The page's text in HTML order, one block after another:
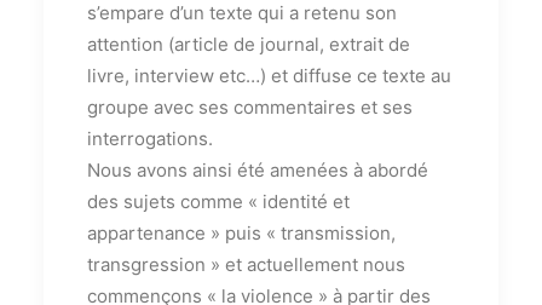
s’empare d’un texte qui a retenu son
attention (article de journal, extrait de
livre, interview etc…) et diffuse ce texte au
groupe avec ses commentaires et ses
interrogations.
Nous avons ainsi été amenées à abordé
des sujets comme « identité et
appartenance » puis « transmission,
transgression » et actuellement nous
commençons « la violence » à partir des